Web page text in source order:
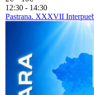
12:30 - 14:30
Pastrana. XXXVII